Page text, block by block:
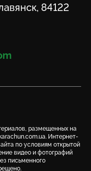
84122
Twitter
размещенных на
Интернет-
по условиям открытой
видео и фотографий
письменного